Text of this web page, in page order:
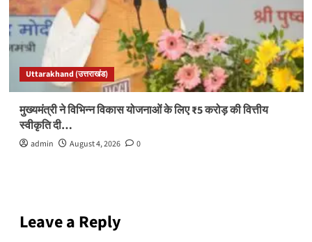
Uttarakhand (उत्तराखंड)
मुख्यमंत्री ने विभिन्न विकास योजनाओं के लिए ₹5 करोड़ की वित्तीय
स्वीकृति दी…
admin August 4, 2026 0
Leave a Reply